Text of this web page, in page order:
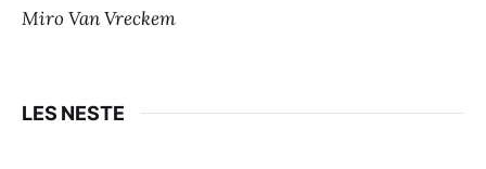
Miro Van Vreckem
LES NESTE